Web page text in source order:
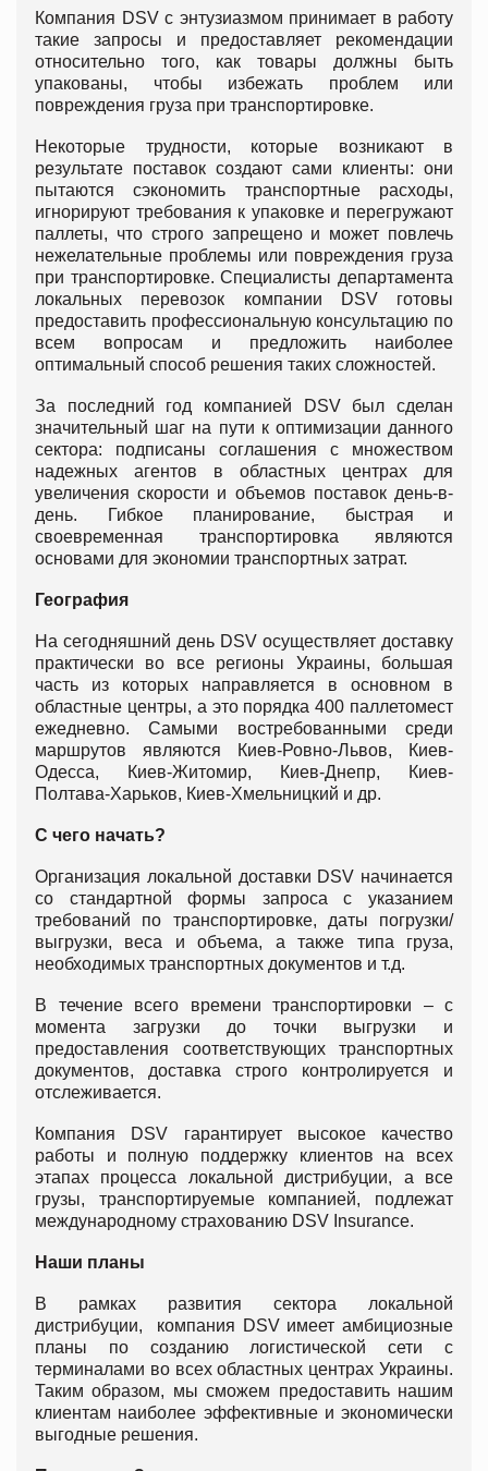
Компания DSV с энтузиазмом принимает в работу
такие запросы и предоставляет рекомендации
относительно того, как товары должны быть
упакованы, чтобы избежать проблем или
повреждения груза при транспортировке.
Некоторые трудности, которые возникают в
результате поставок создают сами клиенты: они
пытаются сэкономить транспортные расходы,
игнорируют требования к упаковке и перегружают
паллеты, что строго запрещено и может повлечь
нежелательные проблемы или повреждения груза
при транспортировке. Специалисты департамента
локальных перевозок компании DSV готовы
предоставить профессиональную консультацию по
всем вопросам и предложить наиболее
оптимальный способ решения таких сложностей.
За последний год компанией DSV был сделан
значительный шаг на пути к оптимизации данного
сектора: подписаны соглашения с множеством
надежных агентов в областных центрах для
увеличения скорости и объемов поставок день-в-
день. Гибкое планирование, быстрая и
своевременная транспортировка являются
основами для экономии транспортных затрат.
География
На сегодняшний день DSV осуществляет доставку
практически во все регионы Украины, большая
часть из которых направляется в основном в
областные центры, а это порядка 400 паллетомест
ежедневно. Самыми востребованными среди
маршрутов являются Киев-Ровно-Львов, Киев-
Одесса, Киев-Житомир, Киев-Днепр, Киев-
Полтава-Харьков, Киев-Хмельницкий и др.
С чего начать?
Организация локальной доставки DSV начинается
со стандартной формы запроса с указанием
требований по транспортировке, даты погрузки/
выгрузки, веса и объема, а также типа груза,
необходимых транспортных документов и т.д.
В течение всего времени транспортировки – с
момента загрузки до точки выгрузки и
предоставления соответствующих транспортных
документов, доставка строго контролируется и
отслеживается.
Компания DSV гарантирует высокое качество
работы и полную поддержку клиентов на всех
этапах процесса локальной дистрибуции, а все
грузы, транспортируемые компанией, подлежат
международному страхованию DSV Insurance.
Наши планы
В рамках развития сектора локальной
дистрибуции, компания DSV имеет амбициозные
планы по созданию логистической сети с
терминалами во всех областных центрах Украины.
Таким образом, мы сможем предоставить нашим
клиентам наиболее эффективные и экономически
выгодные решения.